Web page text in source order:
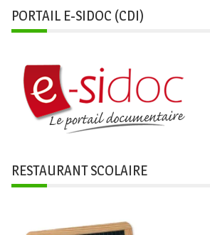
PORTAIL E-SIDOC (CDI)
RESTAURANT SCOLAIRE